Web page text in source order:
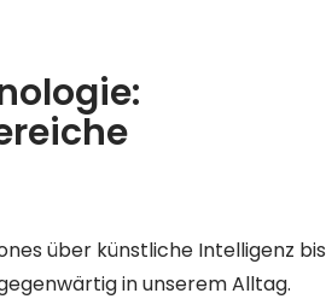
über künstliche Intelligenz bis
in unserem Alltag.